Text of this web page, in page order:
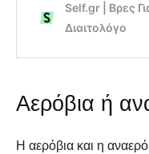
Αερόβια ή
Η αερόβια και η